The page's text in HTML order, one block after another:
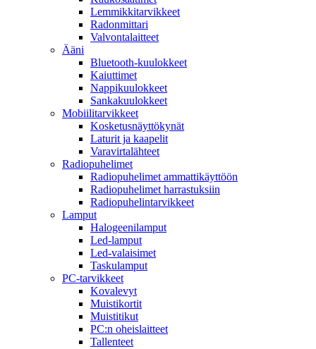
Lemmikkitarvikkeet
Radonmittari
Valvontalaitteet
Ääni
Bluetooth-kuulokkeet
Kaiuttimet
Nappikuulokkeet
Sankakuulokkeet
Mobiilitarvikkeet
Kosketusnäyttökynät
Laturit ja kaapelit
Varavirtalähteet
Radiopuhelimet
Radiopuhelimet ammattikäyttöön
Radiopuhelimet harrastuksiin
Radiopuhelintarvikkeet
Lamput
Halogeenilamput
Led-lamput
Led-valaisimet
Taskulamput
PC-tarvikkeet
Kovalevyt
Muistikortit
Muistitikut
PC:n oheislaitteet
Tallenteet